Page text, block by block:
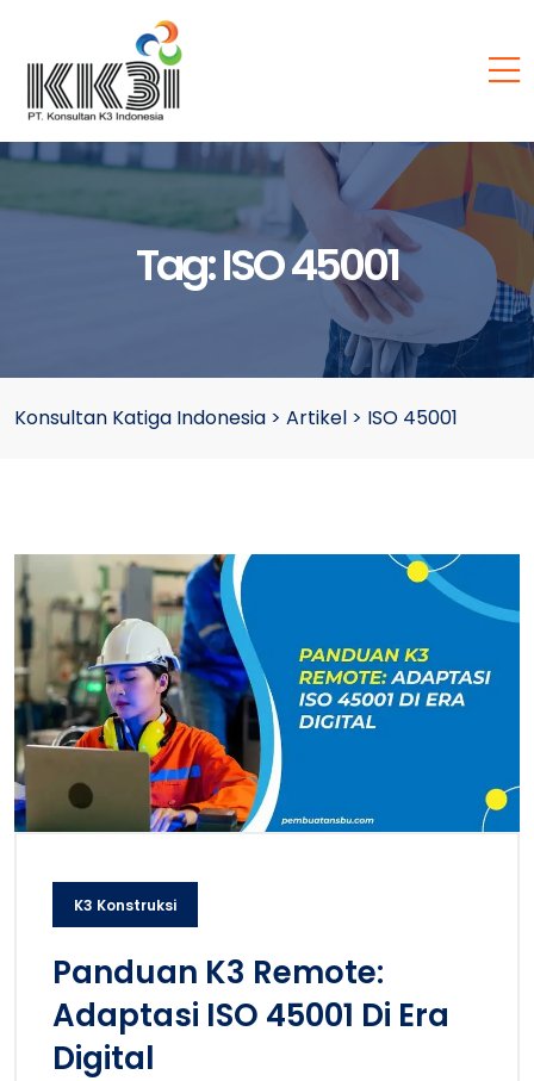
Tag:ISO 45001
Konsultan Katiga Indonesia > Artikel > ISO 45001
K3 Konstruksi
Panduan K3 Remote:
Adaptasi ISO 45001 Di Era
Digital